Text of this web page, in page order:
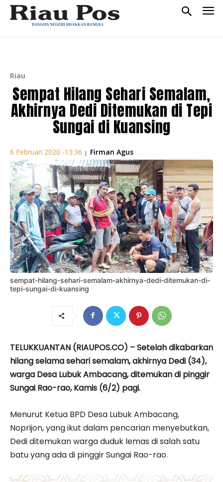
Riau
Sempat Hilang Sehari Semalam,
Akhirnya Dedi Ditemukan di Tepi
Sungai di Kuansing
6 Februari 2020 -13:36 | Firman Agus
sempat-hilang-sehari-semalam-akhirnya-dedi-ditemukan-di-
tepi-sungai-di-kuansing
TELUKKUANTAN (RIAUPOS.CO) – Setelah dikabarkan
hilang selama sehari semalam, akhirnya Dedi (34),
warga Desa Lubuk Ambacang, ditemukan di pinggir
Sungai Rao-rao, Kamis (6/2) pagi.
Menurut Ketua BPD Desa Lubuk Ambacang,
Noprijon, yang ikut dalam pencarian menyebutkan,
Dedi ditemukan warga duduk lemas di salah satu
batu yang ada di pinggir Sungai Rao-rao.